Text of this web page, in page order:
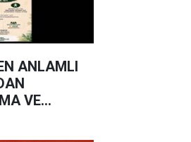
ANLAMLI
VE